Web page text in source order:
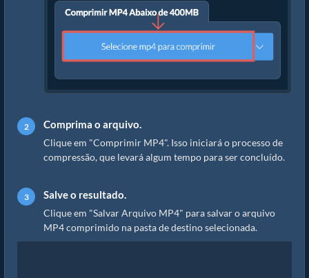
Comprima o arquivo.
Clique em "Comprimir MP4". Isso iniciará o processo de
compressão, que levará algum tempo para ser concluído.
Salve o resultado.
Clique em "Salvar Arquivo MP4" para salvar o arquivo
MP4 comprimido na pasta de destino selecionada.